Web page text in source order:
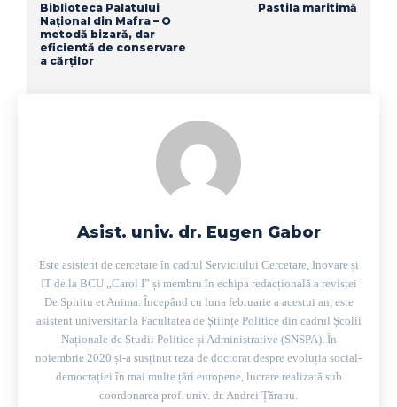
Biblioteca Palatului
Național din Mafra – O
metodă bizară, dar
eficientă de conservare
a cărților
Pastila maritimă
Asist. univ. dr. Eugen Gabor
Este asistent de cercetare în cadrul Serviciului Cercetare, Inovare și
IT de la BCU „Carol I” și membru în echipa redacțională a revistei
De Spiritu et Anima. Începând cu luna februarie a acestui an, este
asistent universitar la Facultatea de Științe Politice din cadrul Școlii
Naționale de Studii Politice și Administrative (SNSPA). În
noiembrie 2020 și-a susținut teza de doctorat despre evoluția social-
democrației în mai multe țări europene, lucrare realizată sub
coordonarea prof. univ. dr. Andrei Țăranu.